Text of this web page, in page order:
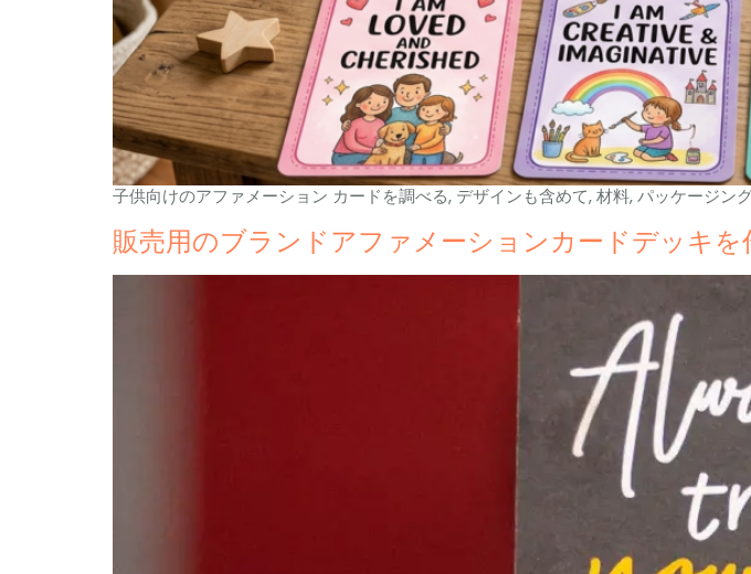
子供向けのアファメーション カードを調べる, デザインも含めて, 材料, パッケージ
販売用のブランドアファメーションカードデッキを